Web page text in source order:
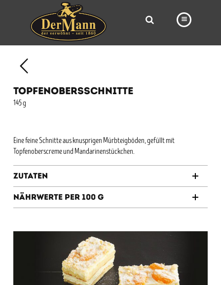
BÄCKEREI
VORBESTELLUNG
NEWS
VIDEOS
TOPFENOBERSSCHNITTE
145 g
Eine feine Schnitte aus knusprigen Mürbteigböden, gefüllt mit
Topfenoberscreme und Mandarinenstückchen.
Zutaten
Nährwerte per 100 g